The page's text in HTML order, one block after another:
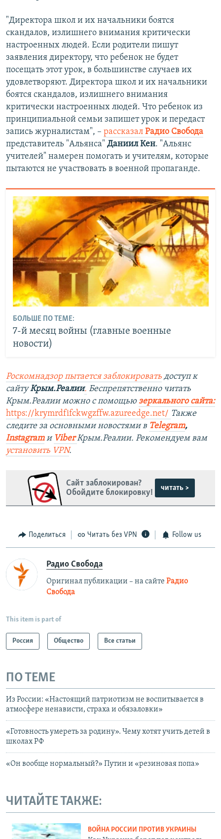
"Директора школ и их начальники боятся
скандалов, излишнего внимания критически
настроенных людей. Если родители пишут
заявления директору, что ребенок не будет
посещать этот урок, в большинстве случаев их
удовлетворяют. Директора школ и их начальники
боятся скандалов, излишнего внимания
критически настроенных людей. Что ребенок из
принципиальной семьи запишет урок и передаст
запись журналистам", – рассказал Радио Свобода
представитель "Альянса" Даниил Кен. "Альянс
учителей" намерен помогать и учителям, которые
пытаются не участвовать в военной пропаганде.
БОЛЬШЕ ПО ТЕМЕ:
7-й месяц войны (главные военные
новости)
Роскомнадзор пытается заблокировать доступ к
сайтуКрым.Реалии. Беспрепятственно читать
Крым.Реалии можно с помощью зеркального сайта:
https://krymrdfifckwgzffw.azureedge.net/ Также
следите за основными новостями в Telegram,
Instagram и ViberКрым.Реалии. Рекомендуем вам
установить VPN.
Сайт заблокирован?
Обойдите блокировку!
читать >
Поделиться Читать без VPN Follow us
Радио Свобода
Оригинал публикации – на сайте Радио
Свобода
This item is part of
Россия Общество Все статьи
ПО ТЕМЕ
Из России: «Настоящий патриотизм не воспитывается в
атмосфере ненависти, страха и обязаловки»
«Готовность умереть за родину». Чему хотят учить детей в
школах РФ
«Он вообще нормальный?» Путин и «резиновая попа»
ЧИТАЙТЕ ТАКЖЕ:
ВОЙНА РОССИИ ПРОТИВ УКРАИНЫ